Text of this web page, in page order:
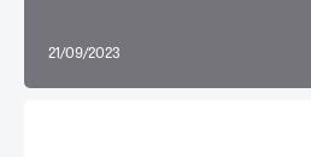
21/09/2023